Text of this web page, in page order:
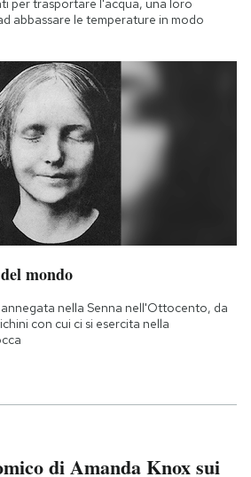
per trasportare l'acqua, una loro
abbassare le temperature in modo
mondo
nella Senna nell'Ottocento, da
con cui ci si esercita nella
di Amanda Knox sui